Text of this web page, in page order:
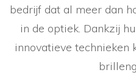
bedrijf dat al meer dan
in de optiek. Dankzij
innovatieve technieken